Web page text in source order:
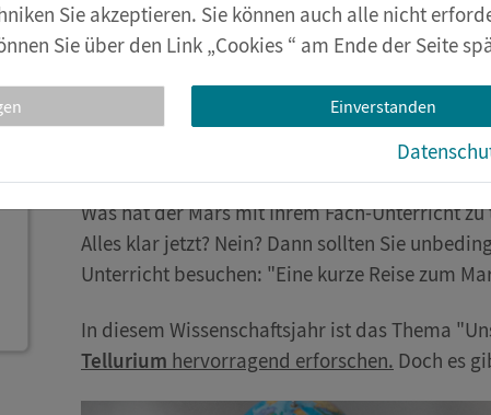
Sie akzeptieren. Sie können auch alle nicht
Sie über den Link „Cookies “ am Ende der Seite
Einverstanden
Welttag der
Reise zum Mars
19.10.2023
Was hat der Mars mit Ihrem Fach-Unterricht
Alles klar jetzt? Nein? Dann sollten Sie
Unterricht besuchen: "Eine kurze Reise zum
In diesem Wissenschaftsjahr ist das Thema
Tellurium hervorragend erforschen. Doch es